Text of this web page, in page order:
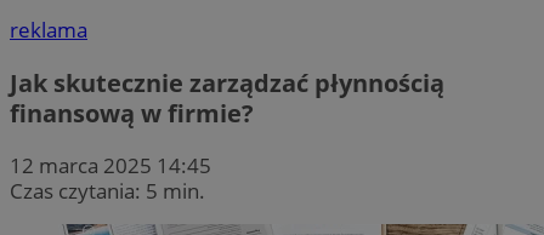
reklama
Jak skutecznie zarządzać płynnością
finansową w firmie?
12 marca 2025 14:45
Czas czytania: 5 min.